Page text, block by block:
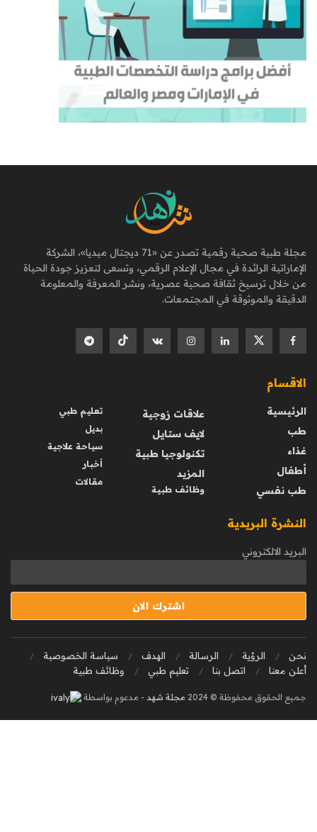
مجلة طبية صحية رقمية تصدر عن «71 ديجتال ميديا»، الشركة
الإماراتية الرائدة في مجال الإعلام الرقمي، وتسعى لتعزيز جودة الحياة
من خلال ترسيخ ثقافة صحية عصرية، ونشر المعرفة والمعلومة
الدقيقة والموثوقة في المجتمعات.
الاقسام
الرئيسية
طب
غذاء
أطفال
طب نفسي
علاقات زوجية
لايف ستايل
تكنولوجيا طبية
المزيد
وظائف طبية
تعليم طبي
بديل
سياحة علاجية
أخبار
مقالات
النشرة البريدية
البريد الالكتروني
نحن الرؤية الرسالة الهدف
سياسة الخصوصية
أعلن معنا
اتصل بنا تعليم طبي وظائف طبية
جميع الحقوق محفوظة © 2024 مجلة شهد - مدعوم بواسطة